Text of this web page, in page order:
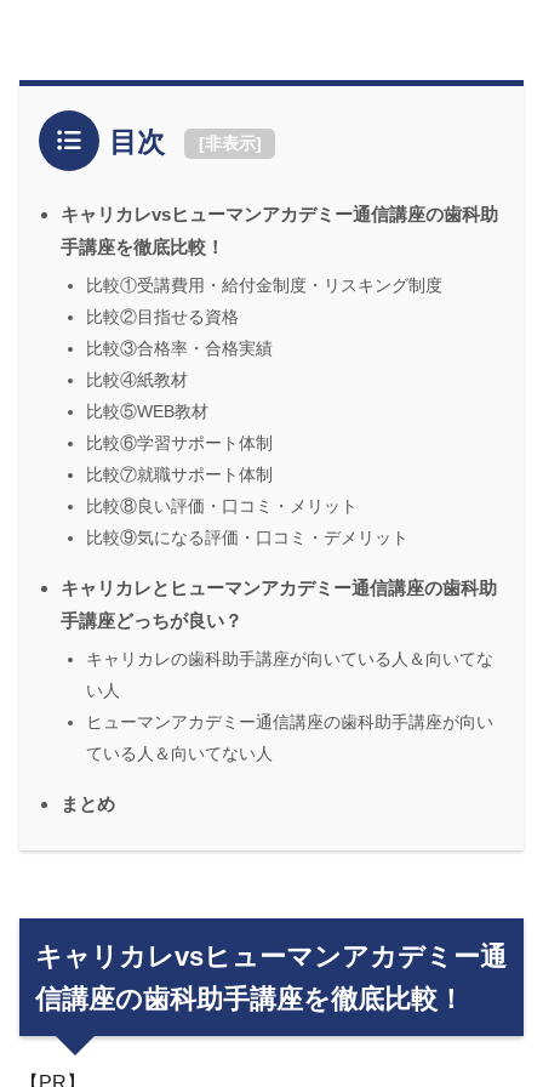
目次 [非表示]
キャリカレvsヒューマンアカデミー通信講座の歯科助
手講座を徹底比較！
比較①受講費用・給付金制度・リスキング制度
比較②目指せる資格
比較③合格率・合格実績
比較④紙教材
比較⑤WEB教材
比較⑥学習サポート体制
比較⑦就職サポート体制
比較⑧良い評価・口コミ・メリット
比較⑨気になる評価・口コミ・デメリット
キャリカレとヒューマンアカデミー通信講座の歯科助
手講座どっちが良い？
キャリカレの歯科助手講座が向いている人＆向いてな
い人
ヒューマンアカデミー通信講座の歯科助手講座が向い
ている人＆向いてない人
まとめ
キャリカレvsヒューマンアカデミー通
信講座の歯科助手講座を徹底比較！
【PR】